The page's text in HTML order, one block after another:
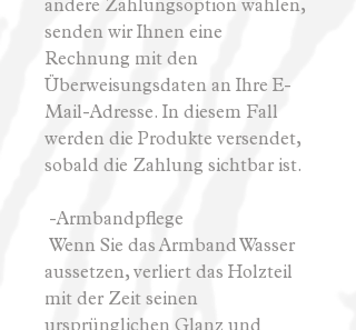
andere Zahlungsoption wählen,
senden wir Ihnen eine
Rechnung mit den
Überweisungsdaten an Ihre E-
Mail-Adresse. In diesem Fall
werden die Produkte versendet,
sobald die Zahlung sichtbar ist.
-Armbandpflege
Wenn Sie das Armband Wasser
aussetzen, verliert das Holzteil
mit der Zeit seinen